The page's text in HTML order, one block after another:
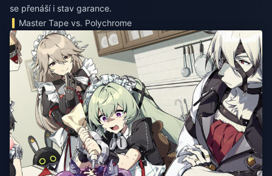
se přenáší i stav garance.
Master Tape vs. Polychrome